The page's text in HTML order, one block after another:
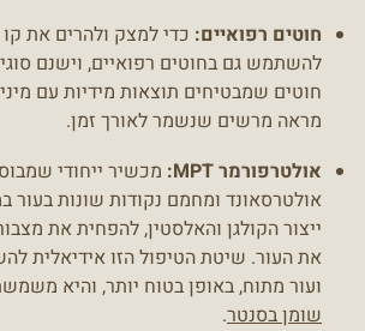
חוטים רפואיים: כדי למצק ולהרים את
להשתמש גם בחוטים רפואיים, וישנם
חוטים שמבטיחים תוצאות מידיות עם
מראה מרשים שנשמר לאורך זמן.
אולטרפורמר MPT:
מכשיר ייחודי
אולטרסאונד ומחמם נקודות שונות בעור
ייצור הקולגן והאלסטין, להפחית את
את העור. שיטת הטיפול הזו אידיאלית
ועור מתוח, באופן בטוח יותר, והיא
שומן בסנטר.